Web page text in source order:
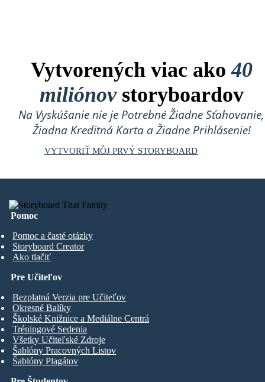
Vytvorených viac ako40
miliónovstoryboardov
Na Vyskúšanie nie je Potrebné Žiadne Sťahovanie,
Žiadna Kreditná Karta a Žiadne Prihlásenie!
VYTVORIŤ MÔJ PRVÝ STORYBOARD
Pomoc
Pomoc a časté otázky
Storyboard Creator
Ako tlačiť
Pre Učiteľov
Bezplatná Verzia pre Učiteľov
Okresné Balíky
Školské Knižnice a Mediálne Centrá
Tréningové Sedenia
Všetky Učiteľské Zdroje
Šablóny Pracovných Listov
Šablóny Plagátov